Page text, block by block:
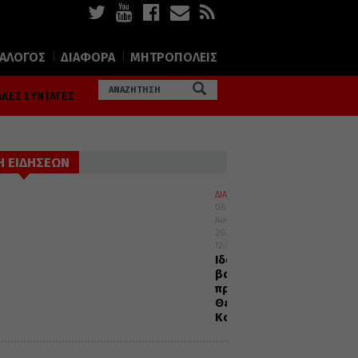
ΔΙΑΦΟΡΑ ΜΗΤΡΟΠΟΛΕΙΣ
ΣΥΝΤΑΓΕΣ
ΕΙΔΗΣΕΩΝ
ΔΙΑΛΟΓΟΣ
06
Αυγούστου
2026
12:32
Ιδού
βαδίζω
προς
Θεία
Κοινωνία